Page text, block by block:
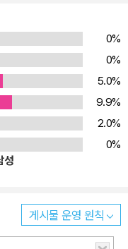
0%
0%
5.0%
9.9%
2.0%
0%
성
게시물 운영 원칙